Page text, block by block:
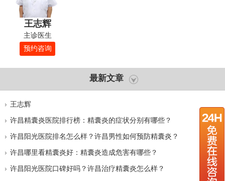
王志辉
主诊医生
预约咨询
最新文章
王志辉
许昌精囊炎医院排行榜：精囊炎的症状分别有哪些？
许昌阳光医院排名怎么样？许昌男性如何预防精囊炎？
许昌哪里看精囊炎好：精囊炎造成危害有哪些？
许昌阳光医院口碑好吗？许昌治疗精囊炎怎么样？